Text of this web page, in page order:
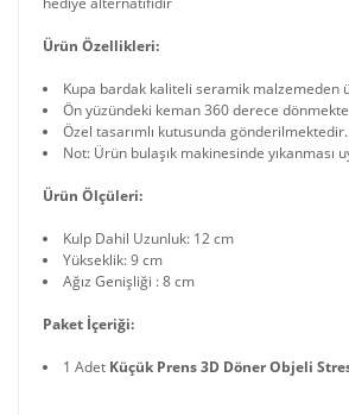
Ürün Özellikleri:
Kupa bardak kaliteli seramik malzemeden
Ön yüzündeki keman 360 derece
Özel tasarımlı kutusunda gönderilmektedir.
Not: Ürün bulaşık makinesinde yıkanması
Ürün Ölçüleri:
Kulp Dahil Uzunluk: 12 cm
Yükseklik: 9 cm
Ağız Genişliği : 8 cm
Paket İçeriği:
1 Adet Küçük Prens 3D Döner Objeli